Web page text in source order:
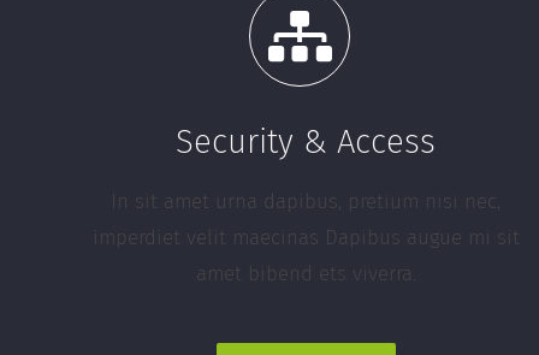
Security & Access
In sit amet urna dapibus, pretium nisi nec,
imperdiet velit maecinas Dapibus augue mi sit
amet bibend ets viverra.